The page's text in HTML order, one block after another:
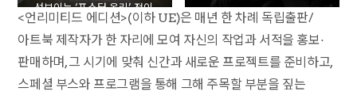
선보이는 ‘포스터 온리’ 전이,
같은 달 7~8일에는 ‘서울 아트북
페어’ 전이 열렸다. / 사진:
박길종
<언리미티드 에디션>(이하 UE)은 매년 한 차례 독립출판/
아트북 제작자가 한 자리에 모여 자신의 작업과 서적을 홍보·
판매하며, 그 시기에 맞춰 신간과 새로운 프로젝트를 준비하고,
스페셜 부스와 프로그램을 통해 그해 주목할 부분을 짚는